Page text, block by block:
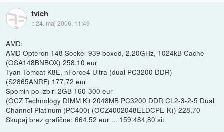
tvich
::24. maj 2006, 11:49
AMD:
AMD Opteron 148 Sockel-939 boxed, 2.20GHz, 1024kB Cache
(OSA148BNBOX) 258,10 eur
Tyan Tomcat K8E, nForce4 Ultra (dual PC3200 DDR)
(S2865ANRF) 177,72 eur
Spomin po izbiri 2GB 160-300 eur
(OCZ Technology DIMM Kit 2048MB PC3200 DDR CL2-3-2-5 Dual
Channel Platinum (PC400) (OCZ4002048ELDCPE-K)) 228,70
Skupaj brez grafične: 664.52 eur ... 159.484,80 sit